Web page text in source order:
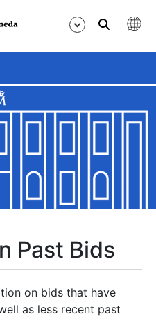
Past Bids
on bids that have
as less recent past